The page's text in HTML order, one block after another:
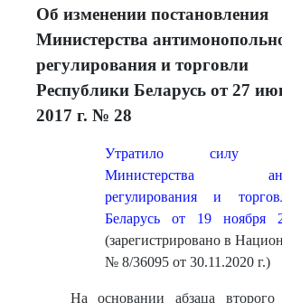
Об изменении постановления
Министерства
регулирования и торговли
Республики Беларусь от 27
2017 г. № 28
Утратило силу
Министерства
регулирования и
Беларусь от 19
(зарегистрировано в
№ 8/36095 от 30.11.2020 г.)
На основании абзаца